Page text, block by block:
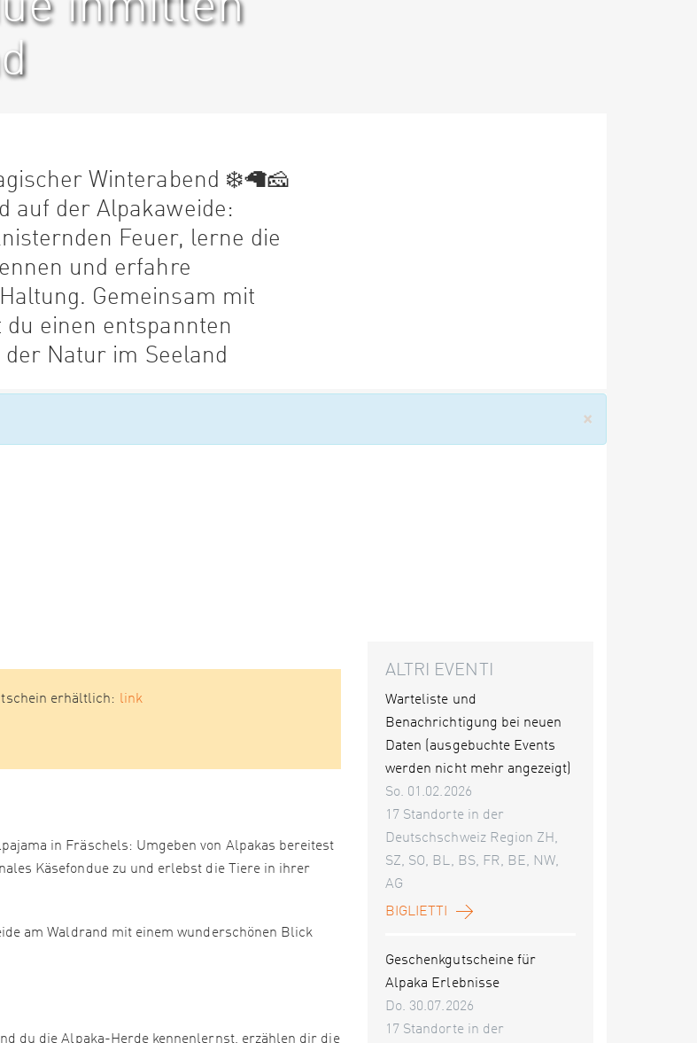
Winterabend ❄️🦙🧀
auf der Alpakaweide:
Feuer, lerne die
und erfahre
Gemeinsam mit
einen entspannten
Natur im Seeland
×
erhältlich: link
in Fräschels: Umgeben von Alpakas bereitest
Käsefondue zu und erlebst die Tiere in ihrer
am Waldrand mit einem wunderschönen Blick
du die Alpaka-Herde kennenlernst, erzählen dir die
ALTRI EVENTI
Warteliste und
Benachrichtigung bei neuen
Daten (ausgebuchte Events
werden nicht mehr angezeigt)
So. 01.02.2026
17 Standorte in der
Deutschschweiz Region ZH,
SZ, SO, BL, BS, FR, BE, NW,
AG
BIGLIETTI
Geschenkgutscheine für
Alpaka Erlebnisse
Do. 30.07.2026
17 Standorte in der